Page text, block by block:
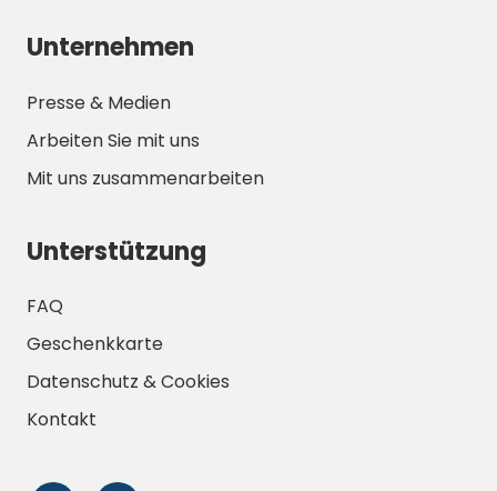
Unternehmen
Presse & Medien
Arbeiten Sie mit uns
Mit uns zusammenarbeiten
Unterstützung
FAQ
Geschenkkarte
Datenschutz & Cookies
Kontakt